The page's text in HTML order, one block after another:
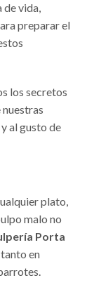
de vida,
preparar el
los secretos
nuestras
al gusto de
plato,
malo no
Porta
en